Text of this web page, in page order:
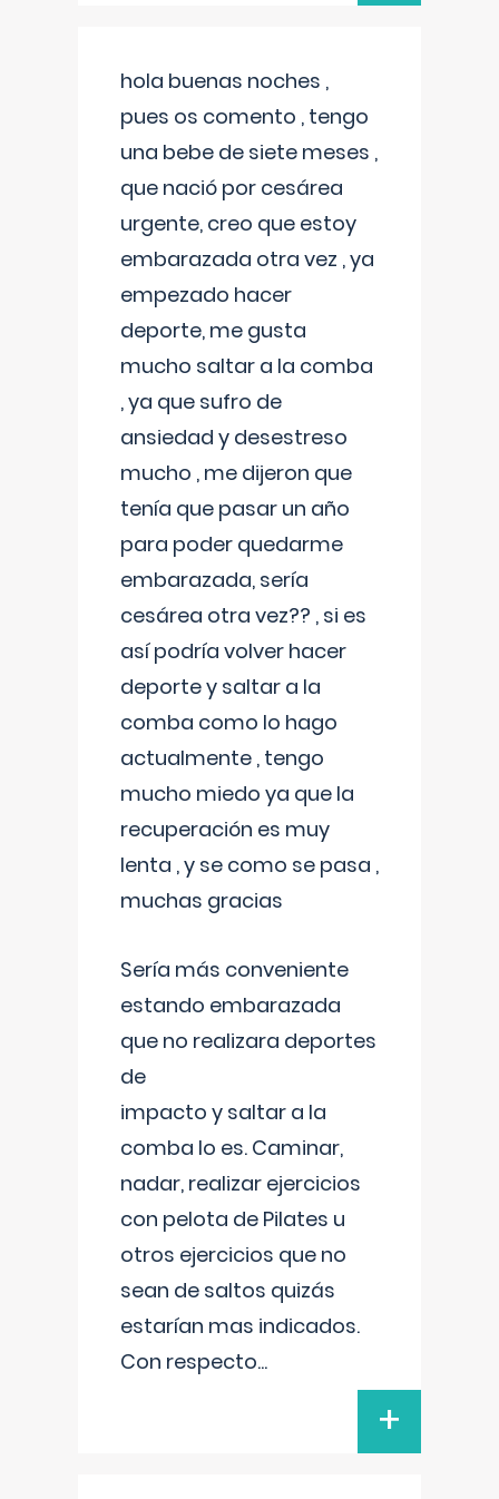
hola buenas noches ,
pues os comento , tengo
una bebe de siete meses ,
que nació por cesárea
urgente, creo que estoy
embarazada otra vez , ya
empezado hacer
deporte, me gusta
mucho saltar a la comba
, ya que sufro de
ansiedad y desestreso
mucho , me dijeron que
tenía que pasar un año
para poder quedarme
embarazada, sería
cesárea otra vez?? , si es
así podría volver hacer
deporte y saltar a la
comba como lo hago
actualmente , tengo
mucho miedo ya que la
recuperación es muy
lenta , y se como se pasa ,
muchas gracias
Sería más conveniente
estando embarazada
que no realizara deportes
de
impacto y saltar a la
comba lo es. Caminar,
nadar, realizar ejercicios
con pelota de Pilates u
otros ejercicios que no
sean de saltos quizás
estarían mas indicados.
Con respecto...
+